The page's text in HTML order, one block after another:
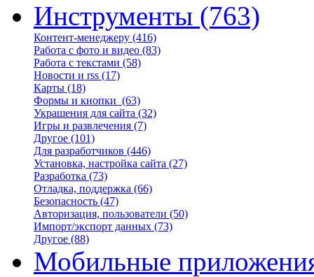
Инструменты (763)
Контент-менеджеру (416)
Работа с фото и видео (83)
Работа с текстами (58)
Новости и rss (17)
Карты (18)
Формы и кнопки (63)
Украшения для сайта (32)
Игры и развлечения (7)
Другое (101)
Для разработчиков (446)
Установка, настройка сайта (27)
Разработка (73)
Отладка, поддержка (66)
Безопасность (47)
Авторизация, пользователи (50)
Импорт/экспорт данных (73)
Другое (88)
Мобильные